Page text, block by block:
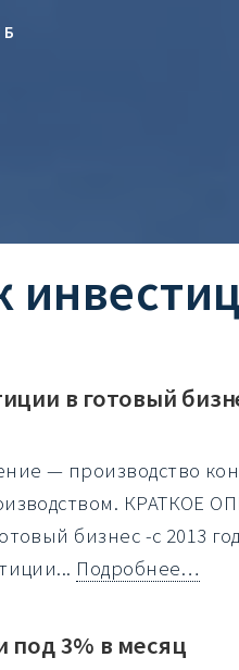
в готовый
— производство
КРАТКОЕ
бизнес -с 2013
Подробнее…
под 3% в месяц